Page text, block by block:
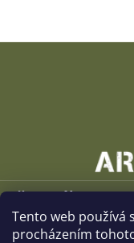
Tento web používá
procházením
Z
Vše o nákupu
O společnosti